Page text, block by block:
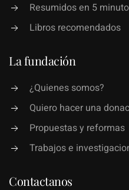
Resumidos en 5
Libros recomendados
La fundación
¿Quienes somos?
Quiero hacer una
Propuestas y reformas
Trabajos e
Contactanos